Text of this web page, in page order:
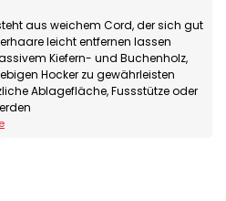
aus weichem Cord, der sich gut
leicht entfernen lassen
Kiefern- und Buchenholz,
Hocker zu gewährleisten
Ablagefläche, Fussstütze oder